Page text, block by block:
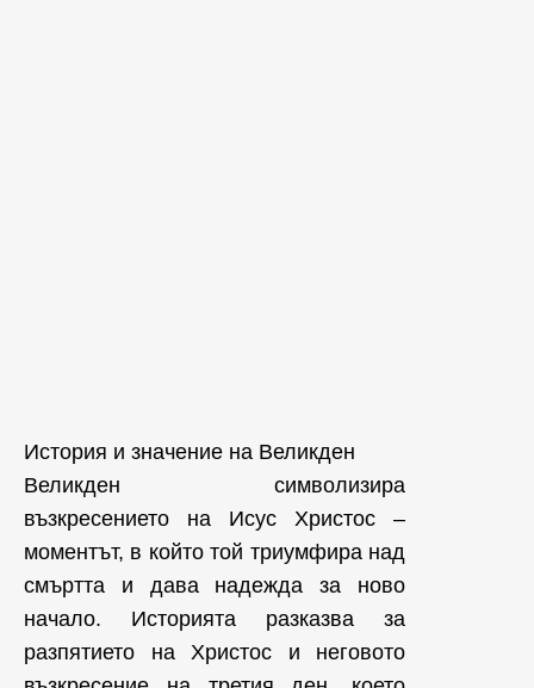
История и значение на Великден
Великден символизира
възкресението на Исус Христос –
моментът, в който той триумфира над
смъртта и дава надежда за ново
начало. Историята разказва за
разпятието на Христос и неговото